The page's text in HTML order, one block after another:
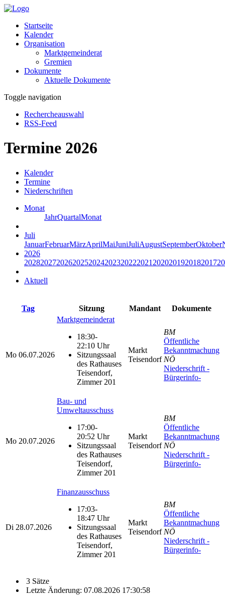
Startseite
Kalender
Organisation
Marktgemeinderat
Gremien
Dokumente
Aktuelle Dokumente
Toggle navigation
Rechercheauswahl
RSS-Feed
Termine 2026
Kalender
Termine
Niederschriften
Monat
JahrQuartalMonat
Juli
JanuarFebruarMärzAprilMaiJuniJuliAugustSeptemberOktober
2026
20282027202620252024202320222021 2020201920182017
Aktuell
Tag Sitzung Mandant Dokumente
Mo 06.07.2026
Marktgemeinderat
18:30-
22:10 Uhr
Sitzungssaal
des Rathauses
Teisendorf,
Zimmer 201
Markt
Teisendorf
BM
Öffentliche
Bekanntmachung
NÖ
Niederschrift -
Bürgerinfo-
Mo 20.07.2026
Bau- und
Umweltausschuss
17:00-
20:52 Uhr
Sitzungssaal
des Rathauses
Teisendorf,
Zimmer 201
Markt
Teisendorf
BM
Öffentliche
Bekanntmachung
NÖ
Niederschrift -
Bürgerinfo-
Di 28.07.2026
Finanzausschuss
17:03-
18:47 Uhr
Sitzungssaal
des Rathauses
Teisendorf,
Zimmer 201
Markt
Teisendorf
BM
Öffentliche
Bekanntmachung
NÖ
Niederschrift -
Bürgerinfo-
3 Sätze
Letzte Änderung: 07.08.2026 17:30:58